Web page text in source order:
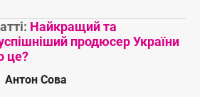
Найкращий та
продюсер України
це?
Антон Сова